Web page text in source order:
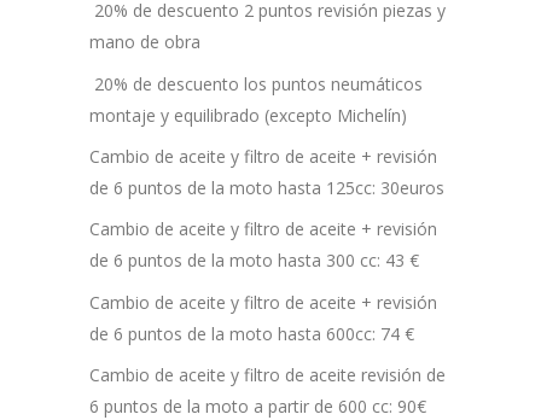
20% de descuento 2 puntos revisión piezas y
mano de obra
20% de descuento los puntos neumáticos
montaje y equilibrado (excepto Michelín)
Cambio de aceite y filtro de aceite + revisión
de 6 puntos de la moto hasta 125cc: 30euros
Cambio de aceite y filtro de aceite + revisión
de 6 puntos de la moto hasta 300 cc: 43 €
Cambio de aceite y filtro de aceite + revisión
de 6 puntos de la moto hasta 600cc: 74 €
Cambio de aceite y filtro de aceite revisión de
6 puntos de la moto a partir de 600 cc: 90€